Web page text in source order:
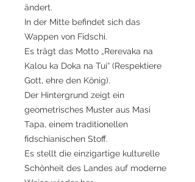
ändert.
In der Mitte befindet sich das
Wappen von Fidschi.
Es trägt das Motto „Rerevaka na
Kalou ka Doka na Tui“ (Respektiere
Gott, ehre den König).
Der Hintergrund zeigt ein
geometrisches Muster aus Masi
Tapa, einem traditionellen
fidschianischen Stoff.
Es stellt die einzigartige kulturelle
Schönheit des Landes auf moderne